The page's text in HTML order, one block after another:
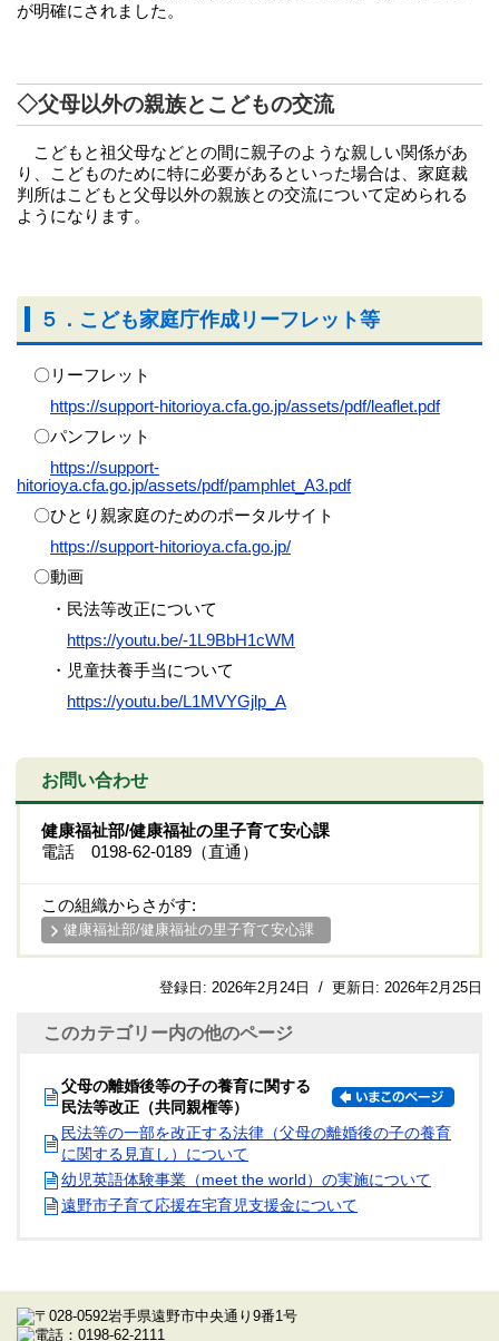
が明確にされました。
◇父母以外の親族とこどもの交流
こどもと祖父母などとの間に親子のような親しい関係があ
り、こどものために特に必要があるといった場合は、家庭裁
判所はこどもと父母以外の親族との交流について定められる
ようになります。
５．こども家庭庁作成リーフレット等
〇リーフレット
https://support-hitorioya.cfa.go.jp/assets/pdf/leaflet.pdf
〇パンフレット
https://support-
hitorioya.cfa.go.jp/assets/pdf/pamphlet_A3.pdf
〇ひとり親家庭のためのポータルサイト
https://support-hitorioya.cfa.go.jp/
〇動画
・民法等改正について
https://youtu.be/-1L9BbH1cWM
・児童扶養手当について
https://youtu.be/L1MVYGjlp_A
お問い合わせ
健康福祉部/健康福祉の里子育て安心課
電話 0198-62-0189（直通）
この組織からさがす:
健康福祉部/健康福祉の里子育て安心課
登録日: 2026年2月24日 / 更新日: 2026年2月25日
このカテゴリー内の他のページ
父母の離婚後等の子の養育に関する
民法等改正（共同親権等）
民法等の一部を改正する法律（父母の離婚後の子の養育
に関する見直し）について
幼児英語体験事業（meet the world）の実施について
遠野市子育て応援在宅育児支援金について